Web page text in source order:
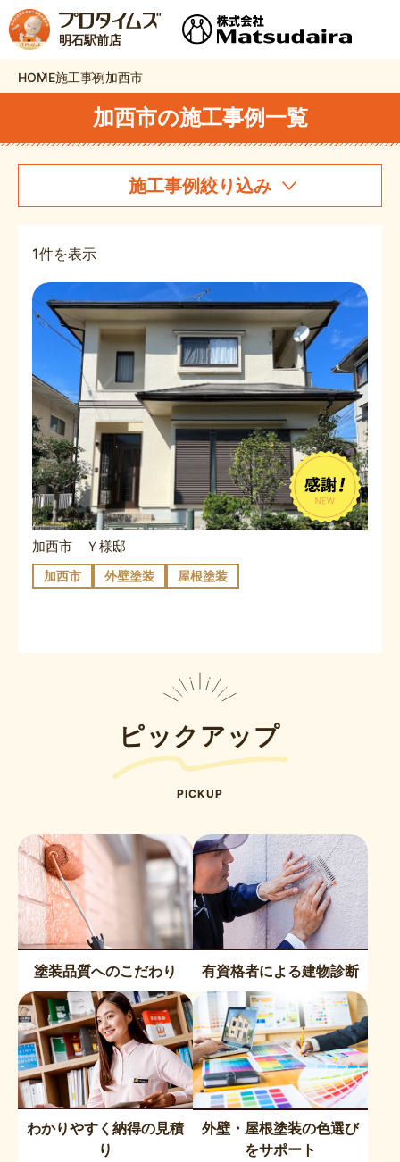
明石駅前店
HOME施工事例加西市
加西市の施工事例一覧
施工事例絞り込み
1件を表示
加西市 Ｙ様邸
加西市 外壁塗装 屋根塗装
ピックアップ
PICKUP
塗装品質へのこだわり 有資格者による建物診断
わかりやすく納得の見積
り
外壁・屋根塗装の色選び
をサポート